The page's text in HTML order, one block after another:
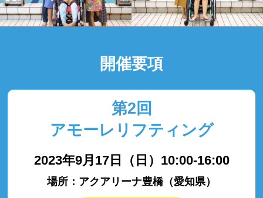
開催要項
第2回
アモーレリフティング
2023年9月17日（日）10:00-16:00
場所：アクアリーナ豊橋（愛知県）